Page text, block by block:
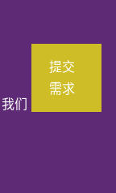
们
提交
需求